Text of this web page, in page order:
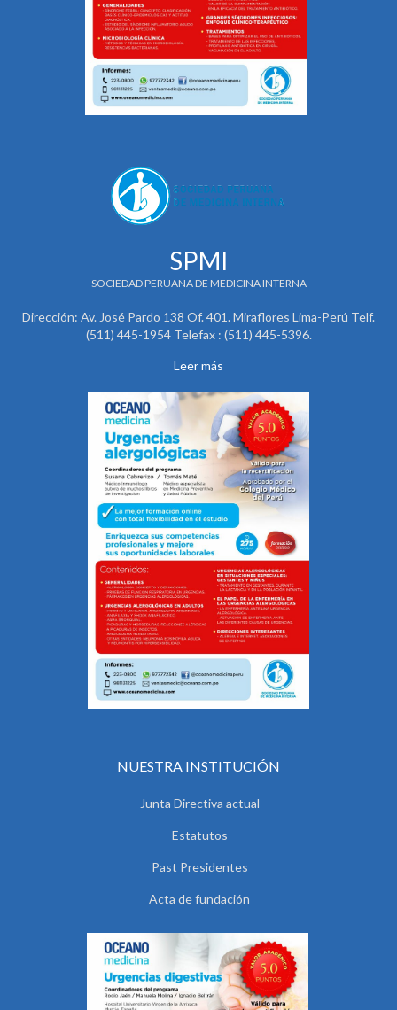
SPMI
SOCIEDAD PERUANA DE MEDICINA INTERNA
Dirección: Av. José Pardo 138 Of. 401. Miraflores Lima-Perú Telf.
(511) 445-1954 Telefax : (511) 445-5396.
Leer más
NUESTRA INSTITUCIÓN
Junta Directiva actual
Estatutos
Past Presidentes
Acta de fundación